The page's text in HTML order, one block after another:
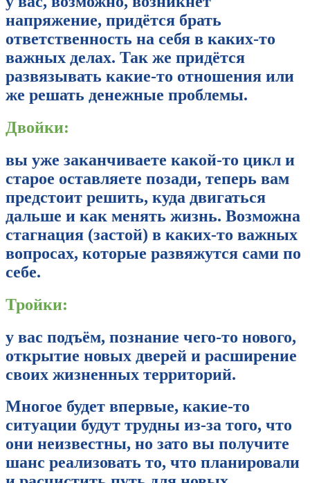
напряжение, придётся брать
ответственность на себя в каких-то
важных делах. Так же придётся
развязывать какие-то отношения или
же решать денежные проблемы.
Двойки:
вы уже заканчиваете какой-то цикл и
старое оставляете позади, теперь вам
предстоит решить, куда двигаться
дальше и как менять жизнь. Возможна
стагнация (застой) в каких-то важных
вопросах, которые развяжутся сами по
себе.
Тройки:
у вас подъём, познание чего-то нового,
открытие новых дверей и расширение
своих жизненных территорий.
Многое будет впервые, какие-то
ситуации будут трудны из-за того, что
они неизвестны, но зато вы получите
шанс реализовать то, что планировали